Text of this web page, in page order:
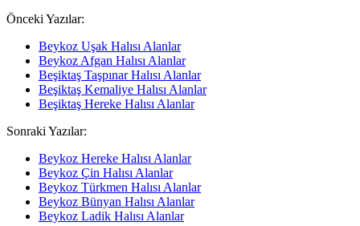
Önceki Yazılar:
Beykoz Uşak Halısı Alanlar
Beykoz Afgan Halısı Alanlar
Beşiktaş Taşpınar Halısı Alanlar
Beşiktaş Kemaliye Halısı Alanlar
Beşiktaş Hereke Halısı Alanlar
Sonraki Yazılar:
Beykoz Hereke Halısı Alanlar
Beykoz Çin Halısı Alanlar
Beykoz Türkmen Halısı Alanlar
Beykoz Bünyan Halısı Alanlar
Beykoz Ladik Halısı Alanlar